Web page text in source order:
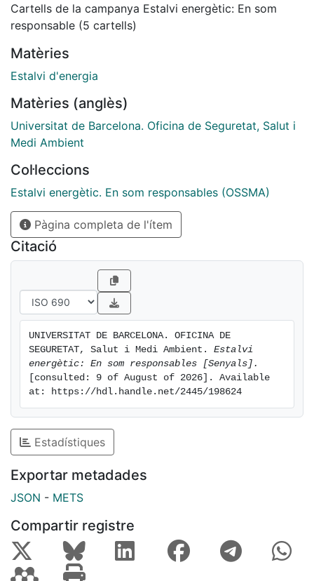
Cartells de la campanya Estalvi energètic: En som
responsable (5 cartells)
Matèries
Estalvi d'energia
Matèries (anglès)
Universitat de Barcelona. Oficina de Seguretat, Salut i
Medi Ambient
Col·leccions
Estalvi energètic. En som responsables (OSSMA)
Pàgina completa de l'ítem
Citació
UNIVERSITAT DE BARCELONA. OFICINA DE
SEGURETAT, Salut i Medi Ambient. Estalvi
energètic: En som responsables [Senyals].
[consulted: 9 of August of 2026]. Available
at: https://hdl.handle.net/2445/198624
Estadístiques
Exportar metadades
JSON - METS
Compartir registre